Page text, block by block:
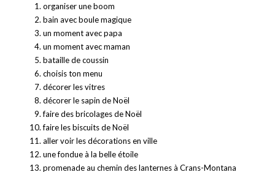
organiser une boom
bain avec boule magique
un moment avec papa
un moment avec maman
bataille de coussin
choisis ton menu
décorer les vitres
décorer le sapin de Noël
faire des bricolages de Noël
faire les biscuits de Noël
aller voir les décorations en ville
une fondue à la belle étoile
promenade au chemin des lanternes à Crans-Montana